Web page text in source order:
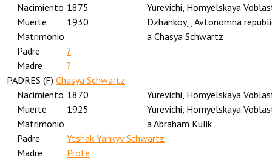
Nacimiento 1875
Yurevichi, Homyelskaya
Muerte
1930
Dzhankoy, , Avtonomna
Matrimonio
a Chasya Schwartz
Padre
?
Madre
?
PADRES (F) Chasya Schwartz
Nacimiento 1870
Yurevichi, Homyelskaya
Muerte
1925
Yurevichi, Homyelskaya
Matrimonio
a Abraham Kulik
Padre
Ytshak Yankyv Schwartz
Madre
Profe